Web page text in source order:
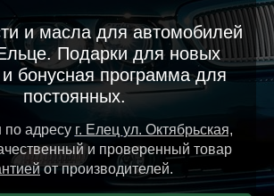
и масла для автомобилей
Подарки для новых
и бонусная программа для
постоянных.
по адресу г. Елец ул. Октябрьская,
и проверенный товар
от производителей.